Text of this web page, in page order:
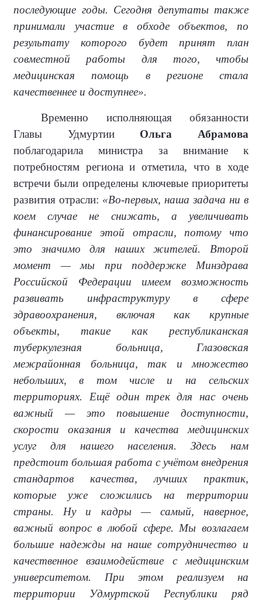
последующие годы. Сегодня депутаты также
принимали участие в обходе объектов, по
результату которого будет принят план
совместной работы для того, чтобы
медицинская помощь в регионе стала
качественнее и доступнее».
Временно исполняющая обязанности
Главы Удмуртии Ольга Абрамова
поблагодарила министра за внимание к
потребностям региона и отметила, что в ходе
встречи были определены ключевые приоритеты
развития отрасли: «Во-первых, наша задача ни в
коем случае не снижать, а увеличивать
финансирование этой отрасли, потому что
это значимо для наших жителей. Второй
момент — мы при поддержке Минздрава
Российской Федерации имеем возможность
развивать инфраструктуру в сфере
здравоохранения, включая как крупные
объекты, такие как республиканская
туберкулезная больница, Глазовская
межрайонная больница, так и множество
небольших, в том числе и на сельских
территориях. Ещё один трек для нас очень
важный — это повышение доступности,
скорости оказания и качества медицинских
услуг для нашего населения. Здесь нам
предстоит большая работа с учётом внедрения
стандартов качества, лучших практик,
которые уже сложились на территории
страны. Ну и кадры — самый, наверное,
важный вопрос в любой сфере. Мы возлагаем
большие надежды на наше сотрудничество и
качественное взаимодействие с медицинским
университетом. При этом реализуем на
территории Удмуртской Республики ряд